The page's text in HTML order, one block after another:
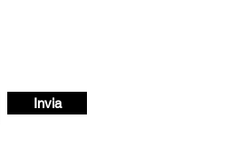
Invia